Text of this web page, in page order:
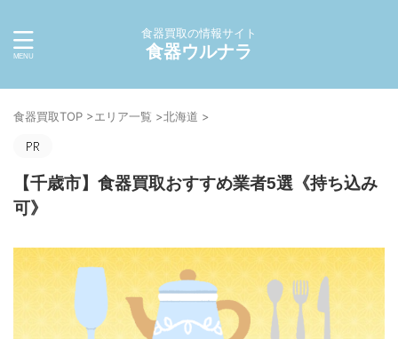
食器買取の情報サイト
食器ウルナラ
食器買取TOP >エリア一覧 >北海道 >
【千歳市】食器買取おすすめ業者5選《持ち込み
可》